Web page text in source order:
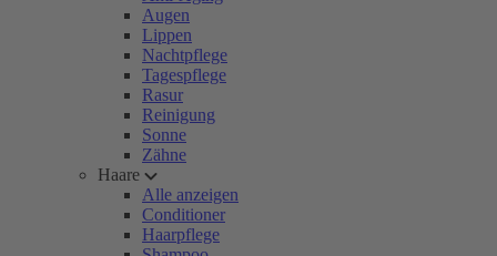
Augen
Lippen
Nachtpflege
Tagespflege
Rasur
Reinigung
Sonne
Zähne
Haare
Alle anzeigen
Conditioner
Haarpflege